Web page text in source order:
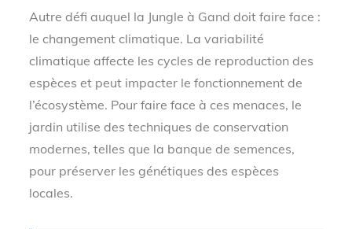
Autre défi auquel la Jungle à Gand doit faire face :
le changement climatique. La variabilité
climatique affecte les cycles de reproduction des
espèces et peut impacter le fonctionnement de
l’écosystème. Pour faire face à ces menaces, le
jardin utilise des techniques de conservation
modernes, telles que la banque de semences,
pour préserver les génétiques des espèces
locales.